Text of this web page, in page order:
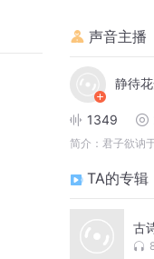
声音主播
静待
1349
简介： 君子欲讷
TA的专辑
古